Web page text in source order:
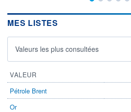
MES LISTES
Valeurs les plus consultées
VALEUR
Pétrole Brent
Or